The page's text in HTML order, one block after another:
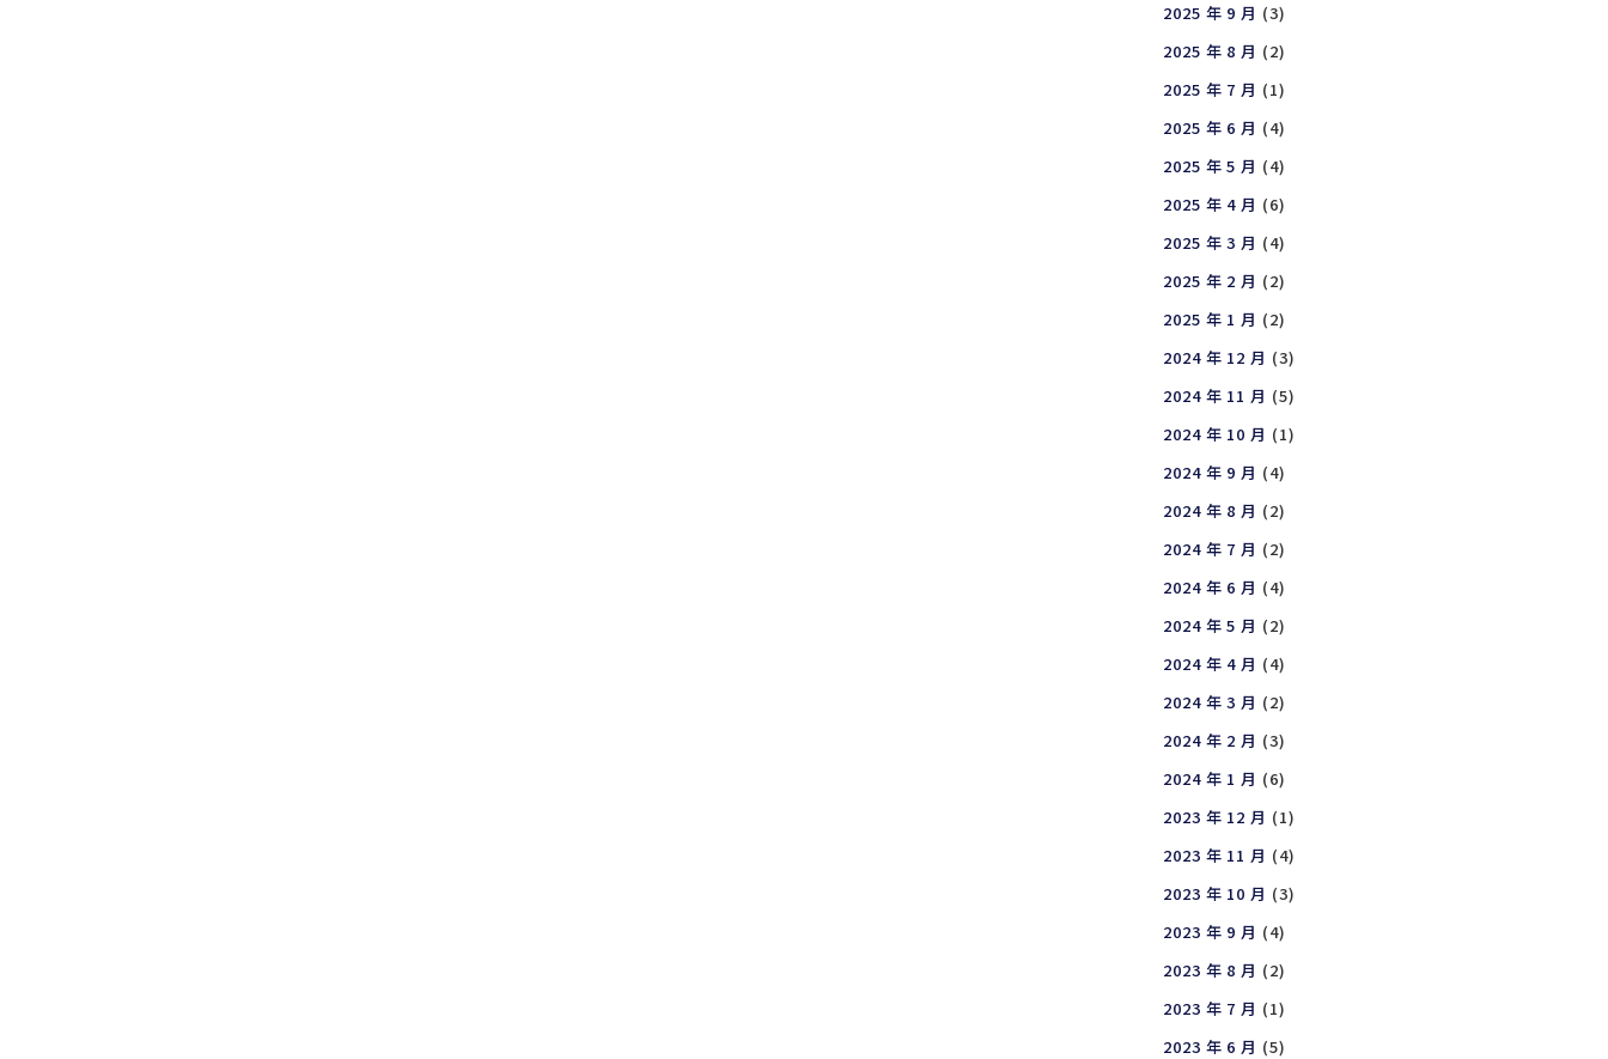
2025 年 9 月 (3)
2025 年 8 月 (2)
2025 年 7 月 (1)
2025 年 6 月 (4)
2025 年 5 月 (4)
2025 年 4 月 (6)
2025 年 3 月 (4)
2025 年 2 月 (2)
2025 年 1 月 (2)
2024 年 12 月 (3)
2024 年 11 月 (5)
2024 年 10 月 (1)
2024 年 9 月 (4)
2024 年 8 月 (2)
2024 年 7 月 (2)
2024 年 6 月 (4)
2024 年 5 月 (2)
2024 年 4 月 (4)
2024 年 3 月 (2)
2024 年 2 月 (3)
2024 年 1 月 (6)
2023 年 12 月 (1)
2023 年 11 月 (4)
2023 年 10 月 (3)
2023 年 9 月 (4)
2023 年 8 月 (2)
2023 年 7 月 (1)
2023 年 6 月 (5)